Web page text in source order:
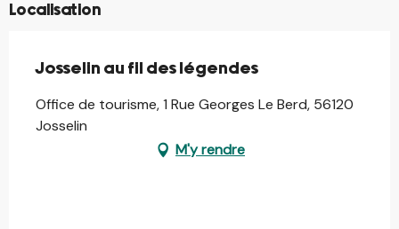
Localisation
Josselin au fil des légendes
Office de tourisme, 1 Rue Georges Le Berd, 56120
Josselin
M'y rendre